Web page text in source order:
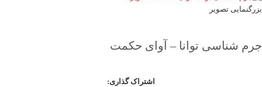
بزرگنمایی تصویر
جرم شناسی توانا – آوای حکمت
اشتراک گذاری: